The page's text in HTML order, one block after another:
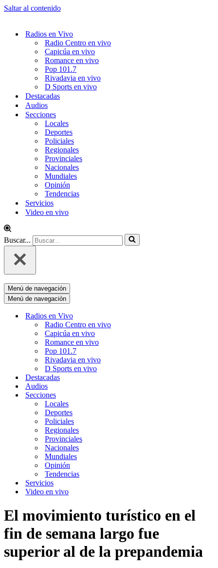
Saltar al contenido
Radios en Vivo
Radio Centro en vivo
Capicúa en vivo
Romance en vivo
Pop 101.7
Rivadavia en vivo
D Sports en vivo
Destacadas
Audios
Secciones
Locales
Deportes
Policiales
Regionales
Provinciales
Nacionales
Mundiales
Opinión
Tendencias
Servicios
Video en vivo
Buscar...
Menú de navegación
Menú de navegación
Radios en Vivo
Radio Centro en vivo
Capicúa en vivo
Romance en vivo
Pop 101.7
Rivadavia en vivo
D Sports en vivo
Destacadas
Audios
Secciones
Locales
Deportes
Policiales
Regionales
Provinciales
Nacionales
Mundiales
Opinión
Tendencias
Servicios
Video en vivo
El movimiento turístico en el
fin de semana largo fue
superior al de la prepandemia